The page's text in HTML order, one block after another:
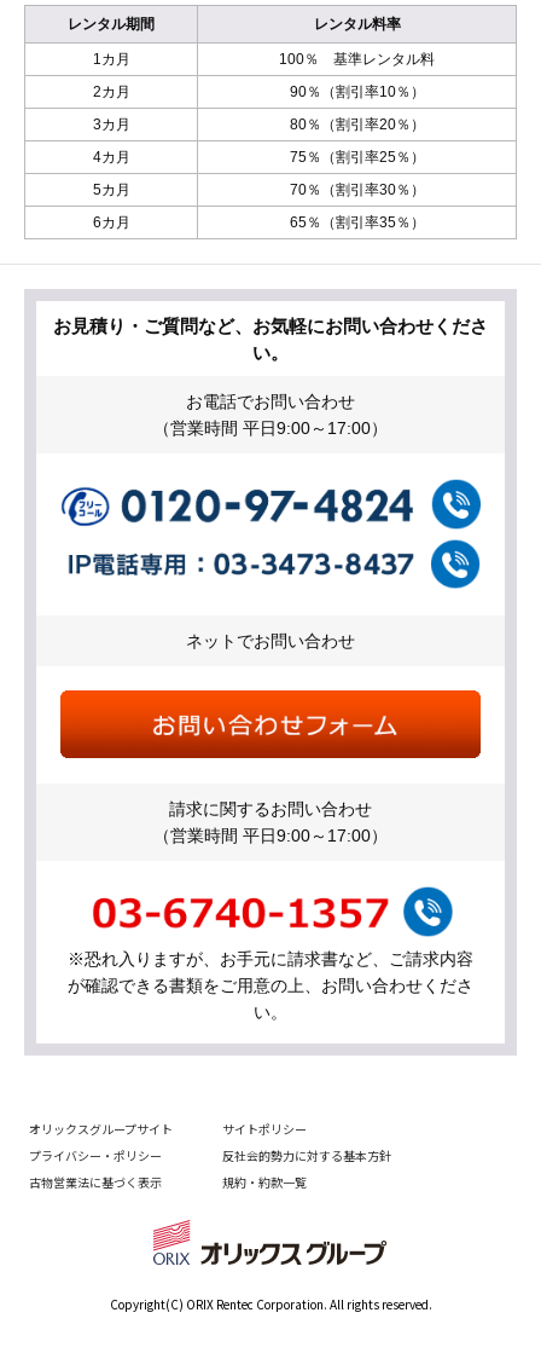
レンタル期間 レンタル料率
1カ月
100％ 基準レンタル料
2カ月
90％（割引率10％）
3カ月
80％（割引率20％）
4カ月
75％（割引率25％）
5カ月
70％（割引率30％）
6カ月
65％（割引率35％）
お見積り・ご質問など、お気軽にお問い合わせくださ
い。
お電話でお問い合わせ
（営業時間 平日9:00～17:00）
ネットでお問い合わせ
請求に関するお問い合わせ
（営業時間 平日9:00～17:00）
※恐れ入りますが、お手元に請求書など、ご請求内容
が確認できる書類をご用意の上、お問い合わせくださ
い。
オリックスグループサイト
サイトポリシー
プライバシー・ポリシー
反社会的勢力に対する基本方針
古物営業法に基づく表示
規約・約款一覧
Copyright(C) ORIX Rentec Corporation. All rights reserved.